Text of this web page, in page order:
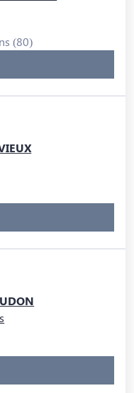
(80)